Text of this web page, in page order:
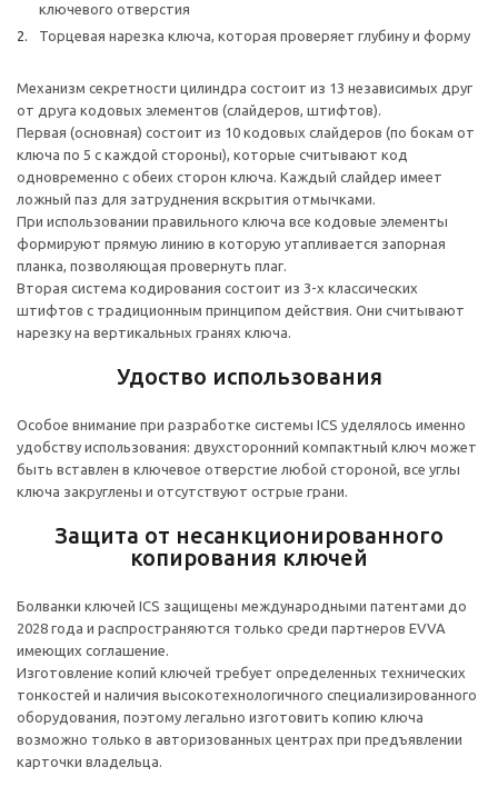
ключевого отверстия
Торцевая нарезка ключа, которая проверяет глубину и форму
Механизм секретности цилиндра состоит из 13 независимых друг
от друга кодовых элементов (слайдеров, штифтов).
Первая (основная) состоит из 10 кодовых слайдеров (по бокам от
ключа по 5 с каждой стороны), которые считывают код
одновременно с обеих сторон ключа. Каждый слайдер имеет
ложный паз для затруднения вскрытия отмычками.
При использовании правильного ключа все кодовые элементы
формируют прямую линию в которую утапливается запорная
планка, позволяющая провернуть плаг.
Вторая система кодирования состоит из 3-х классических
штифтов с традиционным принципом действия. Они считывают
нарезку на вертикальных гранях ключа.
Удоство использования
Особое внимание при разработке системы ICS уделялось именно
удобству использования: двухсторонний компактный ключ может
быть вставлен в ключевое отверстие любой стороной, все углы
ключа закруглены и отсутствуют острые грани.
Защита от несанкционированного
копирования ключей
Болванки ключей ICS защищены международными патентами до
2028 года и распространяются только среди партнеров EVVA
имеющих соглашение.
Изготовление копий ключей требует определенных технических
тонкостей и наличия высокотехнологичного специализированного
оборудования, поэтому легально изготовить копию ключа
возможно только в авторизованных центрах при предъявлении
карточки владельца.